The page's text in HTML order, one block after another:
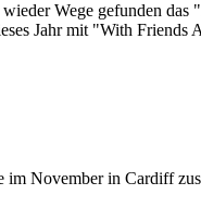
Wege gefunden das
Jahr mit "With Friends
November in Cardiff